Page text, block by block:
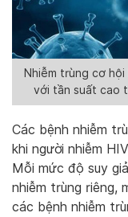
Nhiễm trùng cơ
với tần suất cao
Các bệnh nhiễm
khi người nhiễm
Mỗi mức độ suy
nhiễm trùng riêng,
các bệnh nhiễm